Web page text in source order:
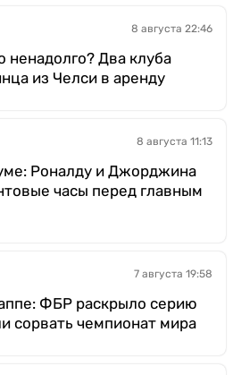
8 августа 22:46
ненадолго? Два клуба
из Челси в аренду
8 августа 11:13
Роналду и Джорджина
часы перед главным
7 августа 19:58
ФБР раскрыло серию
сорвать чемпионат мира